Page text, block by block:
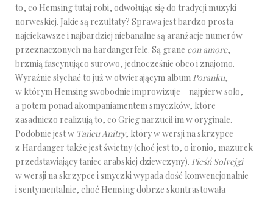
to, co Hemsing tutaj robi, odwołując się do tradycji muzyki
norweskiej. Jakie są rezultaty? Sprawa jest bardzo prosta –
najciekawsze i najbardziej niebanalne są aranżacje numerów
przeznaczonych na hardangerfele. Są grane con amore,
brzmią fascynująco surowo, jednocześnie obco i znajomo.
Wyraźnie słychać to już w otwierającym album Poranku,
w którym Hemsing swobodnie improwizuje – najpierw solo,
a potem ponad akompaniamentem smyczków, które
zasadniczo realizują to, co Grieg narzucił im w oryginale.
Podobnie jest w Tańcu Anitry, który w wersji na skrzypce
z Hardanger także jest świetny (choć jest to, o ironio, mazurek
przedstawiający taniec arabskiej dziewczyny). Pieśń Solvejgi
w wersji na skrzypce i smyczki wypada dość konwencjonalnie
i sentymentalnie, choć Hemsing dobrze skontrastowała